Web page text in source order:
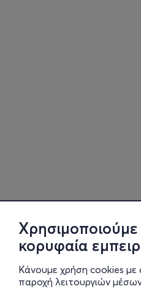
κορυφαία
Κάνουμε χρήση cookies με
παροχή λειτουργιών